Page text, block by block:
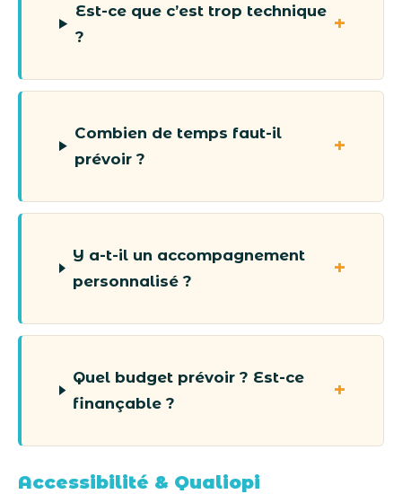
Est-ce que c’est trop technique
?
Combien de temps faut-il
prévoir ?
Y a-t-il un accompagnement
personnalisé ?
Quel budget prévoir ? Est-ce
finançable ?
Accessibilité & Qualiopi